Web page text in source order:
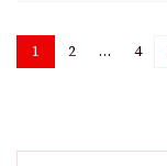
Posts
Page
1 Page
2 … 4